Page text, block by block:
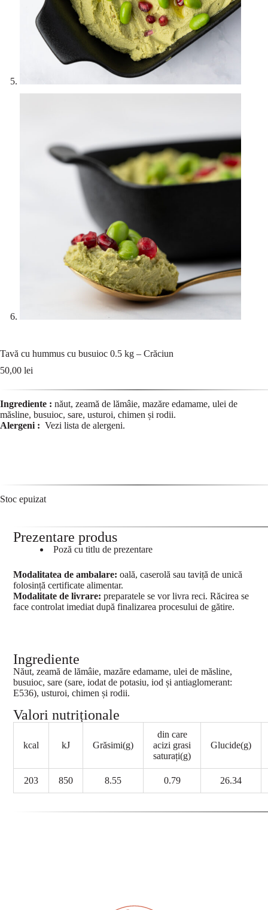
Tavă cu hummus cu busuioc 0.5 kg – Crăciun
50,00 lei
Ingrediente : năut, zeamă de lămâie, mazăre edamame, ulei de
măsline, busuioc, sare, usturoi, chimen și rodii.
Alergeni : Vezi lista de alergeni.
Stoc epuizat
Prezentare produs
Poză cu titlu de prezentare
Modalitatea de ambalare: oală, caserolă sau taviță de unică
folosință certificate alimentar.
Modalitate de livrare: preparatele se vor livra reci. Răcirea se
face controlat imediat după finalizarea procesului de gătire.
Ingrediente
Năut, zeamă de lămâie, mazăre edamame, ulei de măsline,
busuioc, sare (sare, iodat de potasiu, iod și antiaglomerant:
E536), usturoi, chimen și rodii.
Valori nutriționale
kcal kJ Grăsimi(g)
din care
acizi grasi
saturați(g)
Glucide(g)
203 850 8.55 0.79 26.34